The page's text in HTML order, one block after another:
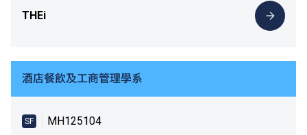
THEi
酒店餐飲及工商管理學系
SF
MH125104